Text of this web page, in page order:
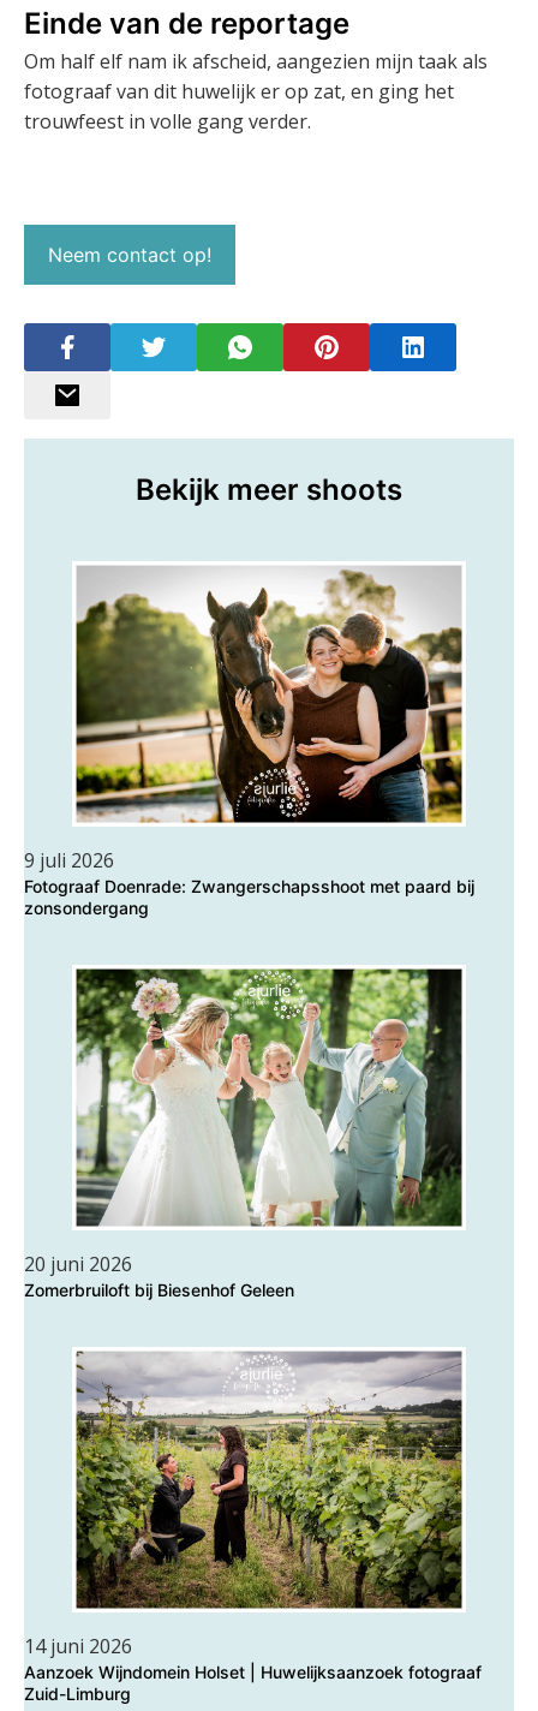
Einde van de reportage
Om half elf nam ik afscheid, aangezien mijn taak als
fotograaf van dit huwelijk er op zat, en ging het
trouwfeest in volle gang verder.
Neem contact op!
Bekijk meer shoots
9 juli 2026
Fotograaf Doenrade: Zwangerschapsshoot met paard bij
zonsondergang
20 juni 2026
Zomerbruiloft bij Biesenhof Geleen
14 juni 2026
Aanzoek Wijndomein Holset | Huwelijksaanzoek fotograaf
Zuid-Limburg